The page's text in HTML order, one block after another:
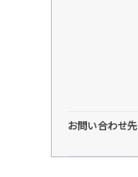
お問い合わせ先